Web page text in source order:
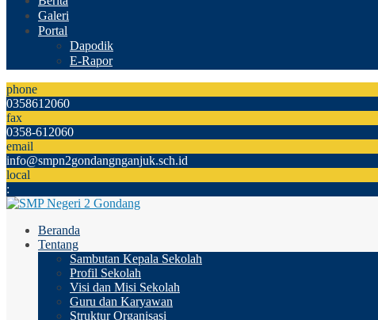
Galeri
Portal
Dapodik
E-Rapor
phone
0358612060
fax
0358-612060
email
info@smpn2gondangnganjuk.sch.id
local
:
Beranda
Tentang
Sambutan Kepala Sekolah
Profil Sekolah
Visi dan Misi Sekolah
Guru dan Karyawan
Struktur Organisasi